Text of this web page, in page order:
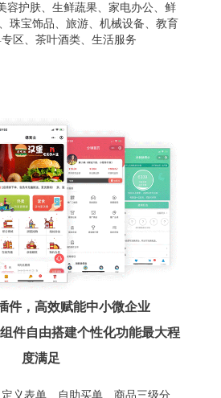
容护肤、生鲜蔬果、家电办公、鲜
珠宝饰品、旅游、机械设备、教育
区、茶叶酒类、生活服务
件，高效赋能中小微企业
件自由搭建个性化功能最大程
度满足
义表单、自助买单、商品三级分